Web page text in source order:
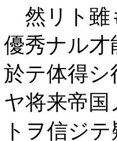
然リト雖
優秀ナル才
於テ体得
ヤ将来帝
トヲ信ジ